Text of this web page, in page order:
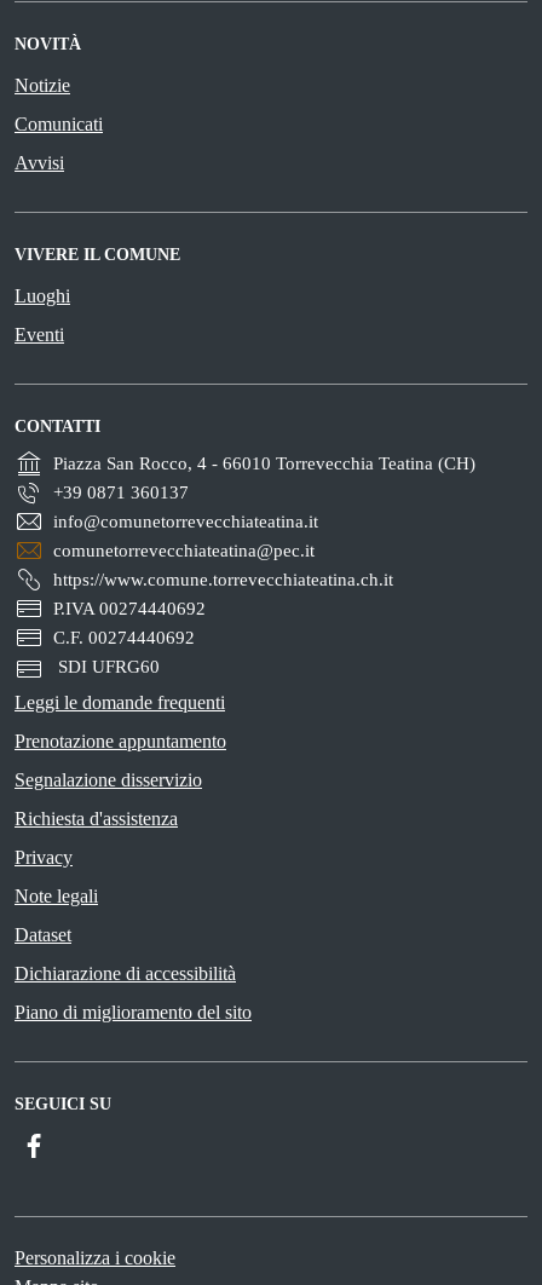
NOVITÀ
Notizie
Comunicati
Avvisi
VIVERE IL COMUNE
Luoghi
Eventi
CONTATTI
Piazza San Rocco, 4 - 66010 Torrevecchia Teatina (CH)
+39 0871 360137
info@comunetorrevecchiateatina.it
comunetorrevecchiateatina@pec.it
https://www.comune.torrevecchiateatina.ch.it
P.IVA 00274440692
C.F. 00274440692
SDI UFRG60
Leggi le domande frequenti
Prenotazione appuntamento
Segnalazione disservizio
Richiesta d'assistenza
Privacy
Note legali
Dataset
Dichiarazione di accessibilità
Piano di miglioramento del sito
SEGUICI SU
Personalizza i cookie